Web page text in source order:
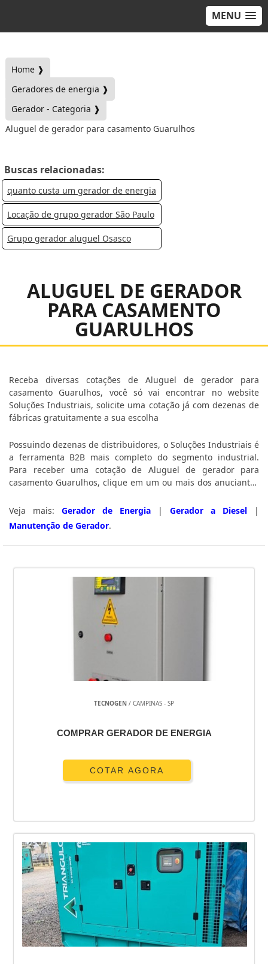
MENU
Home ❱
Geradores de energia ❱
Gerador - Categoria ❱
Aluguel de gerador para casamento Guarulhos
Buscas relacionadas:
quanto custa um gerador de energia
Locação de grupo gerador São Paulo
Grupo gerador aluguel Osasco
ALUGUEL DE GERADOR
PARA CASAMENTO
GUARULHOS
Receba diversas cotações de Aluguel de gerador para
casamento Guarulhos, você só vai encontrar no website
Soluções Industriais, solicite uma cotação já com dezenas de
fábricas gratuitamente a sua escolha
Possuindo dezenas de distribuidores, o Soluções Industriais é
a ferramenta B2B mais completo do segmento industrial.
Para receber uma cotação de Aluguel de gerador para
casamento Guarulhos, clique em um ou mais dos anuciantes
Veja mais: Gerador de Energia | Gerador a Diesel |
Manutenção de Gerador.
TECNOGEN / CAMPINAS - SP
COMPRAR GERADOR DE ENERGIA
COTAR AGORA